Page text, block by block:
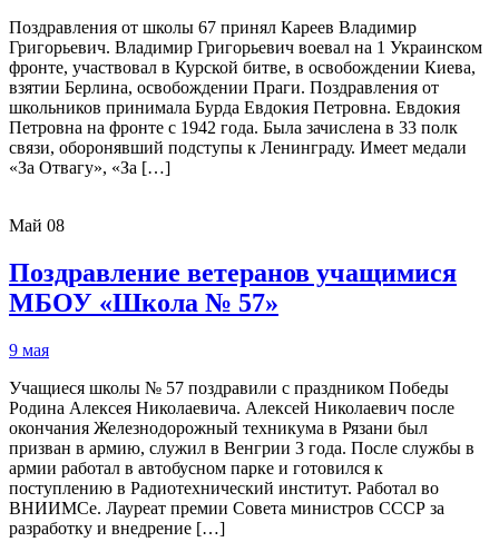
Поздравления от школы 67 принял Кареев Владимир
Григорьевич. Владимир Григорьевич воевал на 1 Украинском
фронте, участвовал в Курской битве, в освобождении Киева,
взятии Берлина, освобождении Праги. Поздравления от
школьников принимала Бурда Евдокия Петровна. Евдокия
Петровна на фронте с 1942 года. Была зачислена в 33 полк
связи, оборонявший подступы к Ленинграду. Имеет медали
«За Отвагу», «За […]
Май 08
Поздравление ветеранов учащимися
МБОУ «Школа № 57»
9 мая
Учащиеся школы № 57 поздравили с праздником Победы
Родина Алексея Николаевича. Алексей Николаевич после
окончания Железнодорожный техникума в Рязани был
призван в армию, служил в Венгрии 3 года. После службы в
армии работал в автобусном парке и готовился к
поступлению в Радиотехнический институт. Работал во
ВНИИМСе. Лауреат премии Совета министров СССР за
разработку и внедрение […]